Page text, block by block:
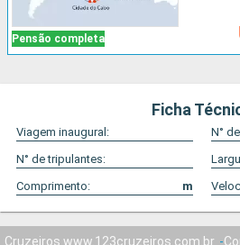
Pensão completa
Ficha
Viagem inaugural:
N°
N° de tripulantes:
Comprimento:
m
Cruzeiros www.123cruzeiros.com.br